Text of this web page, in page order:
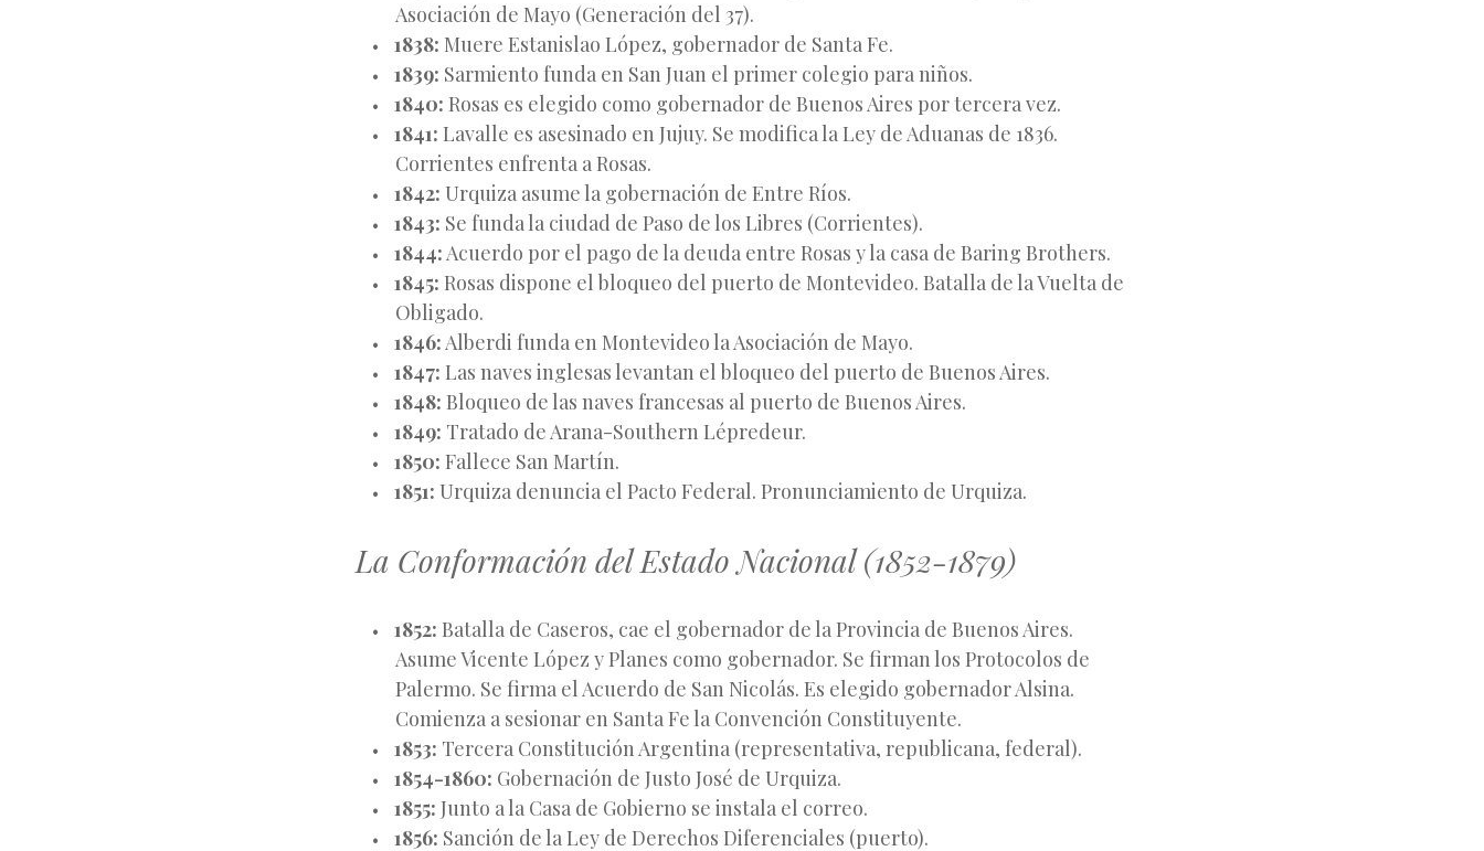
Asociación de Mayo (Generación del 37).
1838: Muere Estanislao López, gobernador de Santa Fe.
1839: Sarmiento funda en San Juan el primer colegio para niños.
1840: Rosas es elegido como gobernador de Buenos Aires por tercera vez.
1841: Lavalle es asesinado en Jujuy. Se modifica la Ley de Aduanas de 1836.
Corrientes enfrenta a Rosas.
1842: Urquiza asume la gobernación de Entre Ríos.
1843: Se funda la ciudad de Paso de los Libres (Corrientes).
1844:Acuerdo por el pago de la deuda entre Rosas y la casa de Baring Brothers.
1845: Rosas dispone el bloqueo del puerto de Montevideo. Batalla de la Vuelta de
Obligado.
1846:Alberdi funda en Montevideo la Asociación de Mayo.
1847: Las naves inglesas levantan el bloqueo del puerto de Buenos Aires.
1848: Bloqueo de las naves francesas al puerto de Buenos Aires.
1849: Tratado de Arana-Southern Lépredeur.
1850: Fallece San Martín.
1851: Urquiza denuncia el Pacto Federal. Pronunciamiento de Urquiza.
La Conformación del Estado Nacional (1852-1879)
1852: Batalla de Caseros, cae el gobernador de la Provincia de Buenos Aires.
Asume Vicente López y Planes como gobernador. Se firman los Protocolos de
Palermo. Se firma el Acuerdo de San Nicolás. Es elegido gobernador Alsina.
Comienza a sesionar en Santa Fe la Convención Constituyente.
1853: Tercera Constitución Argentina (representativa, republicana, federal).
1854-1860: Gobernación de Justo José de Urquiza.
1855: Junto a la Casa de Gobierno se instala el correo.
1856: Sanción de la Ley de Derechos Diferenciales (puerto).